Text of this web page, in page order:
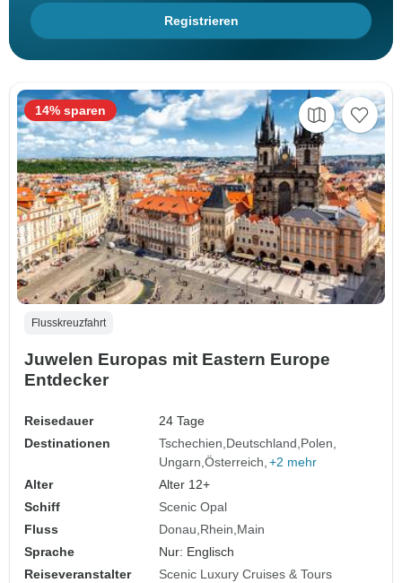
Registrieren
Flusskreuzfahrt
Juwelen Europas mit Eastern Europe
Entdecker
Reisedauer
24 Tage
Destinationen
Tschechien Deutschland Polen
Ungarn Österreich +2 mehr
Alter
Alter 12+
Schiff
Scenic Opal
Fluss
Donau Rhein Main
Sprache
Nur: Englisch
Reiseveranstalter
Scenic Luxury Cruises & Tours
14% sparen